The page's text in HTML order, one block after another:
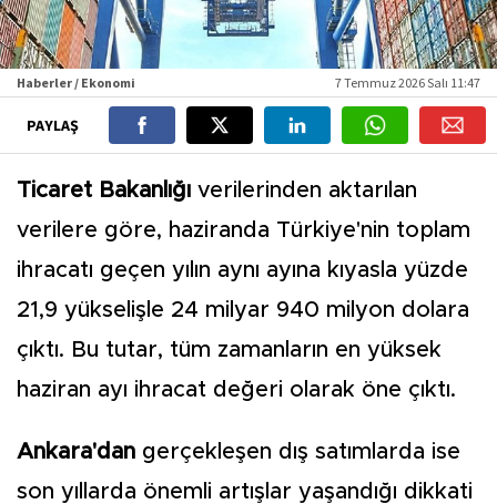
Haberler / Ekonomi 7 Temmuz 2026 Salı 11:47
PAYLAŞ
Ticaret Bakanlığı verilerinden aktarılan
verilere göre, haziranda Türkiye'nin toplam
ihracatı geçen yılın aynı ayına kıyasla yüzde
21,9 yükselişle 24 milyar 940 milyon dolara
çıktı. Bu tutar, tüm zamanların en yüksek
haziran ayı ihracat değeri olarak öne çıktı.
Ankara'dan gerçekleşen dış satımlarda ise
son yıllarda önemli artışlar yaşandığı dikkati